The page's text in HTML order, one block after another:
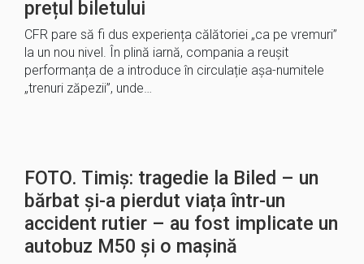
prețul biletului
CFR pare să fi dus experiența călătoriei „ca pe vremuri”
la un nou nivel. În plină iarnă, compania a reușit
performanța de a introduce în circulație așa-numitele
„trenuri zăpezii”, unde…
FOTO. Timiș: tragedie la Biled – un
bărbat și-a pierdut viața într-un
accident rutier – au fost implicate un
autobuz M50 și o mașină